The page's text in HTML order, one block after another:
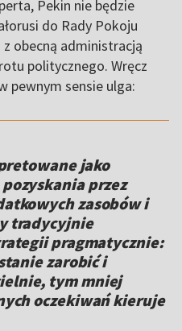
Pekin nie będzie
do Rady Pokoju
obecną administracją
politycznego. Wręcz
pewnym sensie ulga:
jako
przez
zasobów i
tradycyjnie
pragmatycznie:
zarobić i
tym mniej
oczekiwań kieruje